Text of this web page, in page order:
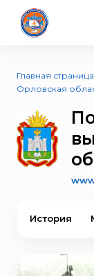
Главная страница
Орловская
История